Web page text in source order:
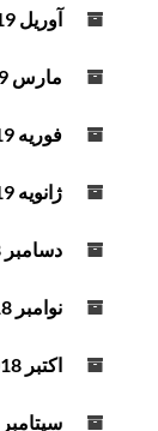
آوریل 2019
مارس 2019
فوریه 2019
ژانویه 2019
دسامبر 2018
نوامبر 2018
اکتبر 2018
سپتامبر 2018